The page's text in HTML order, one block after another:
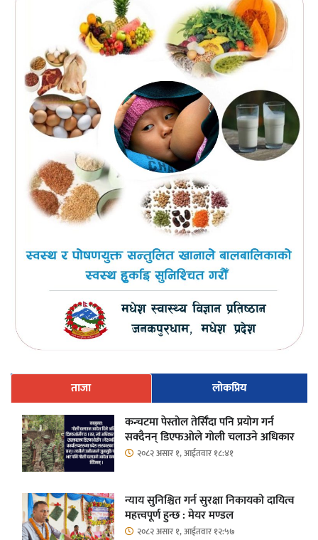
ताजा
लोकप्रिय
कन्चटमा पेस्तोल तेर्सिँदा पनि प्रयोग गर्न
सक्दैनन् डिएफओले गोली चलाउने अधिकार
२०८२ असार १, आईतवार १८:४१
न्याय सुनिश्चित गर्न सुरक्षा निकायको दायित्व
महत्त्वपूर्ण हुन्छ : मेयर मण्डल
२०८२ असार १, आईतवार १२:५७